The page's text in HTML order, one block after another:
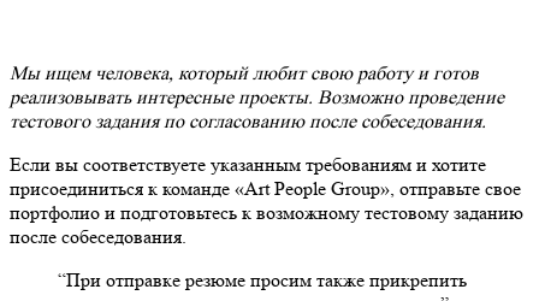
Мы ищем человека, который любит свою работу и готов
реализовывать интересные проекты. Возможно проведение
тестового задания по согласованию после собеседования.
Если вы соответствуете указанным требованиям и хотите
присоединиться к команде «Art People Group», отправьте свое
портфолио и подготовьтесь к возможному тестовому заданию
после собеседования.
“При отправке резюме просим также прикрепить